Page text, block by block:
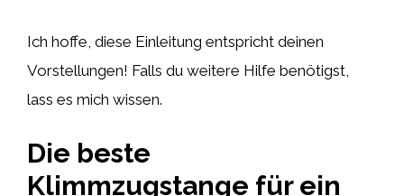
Ich hoffe, diese Einleitung entspricht deinen
Vorstellungen! Falls du weitere Hilfe benötigst,
lass es mich wissen.
Die beste
Klimmzugstange für ein